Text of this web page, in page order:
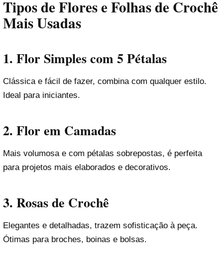
Tipos de Flores e Folhas de Crochê
Mais Usadas
1. Flor Simples com 5 Pétalas
Clássica e fácil de fazer, combina com qualquer estilo.
Ideal para iniciantes.
2. Flor em Camadas
Mais volumosa e com pétalas sobrepostas, é perfeita
para projetos mais elaborados e decorativos.
3. Rosas de Crochê
Elegantes e detalhadas, trazem sofisticação à peça.
Ótimas para broches, boinas e bolsas.